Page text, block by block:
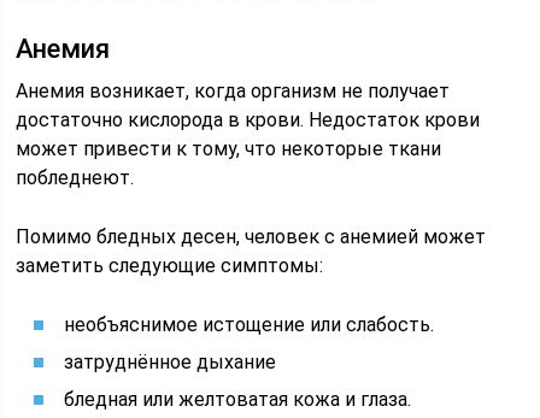
Анемия
Анемия возникает, когда организм не получает
достаточно кислорода в крови. Недостаток крови
может привести к тому, что некоторые ткани
побледнеют.
Помимо бледных десен, человек с анемией может
заметить следующие симптомы:
необъяснимое истощение или слабость.
затруднённое дыхание
бледная или желтоватая кожа и глаза.